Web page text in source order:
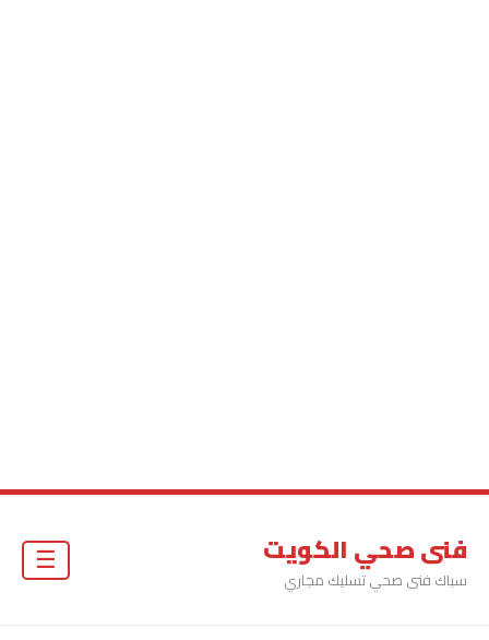
فنى صحي الكويت
سباك فنى صحي تسليك مجاري